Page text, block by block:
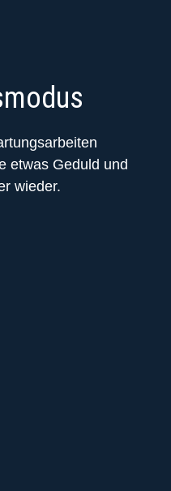
etwas Geduld und
wieder.